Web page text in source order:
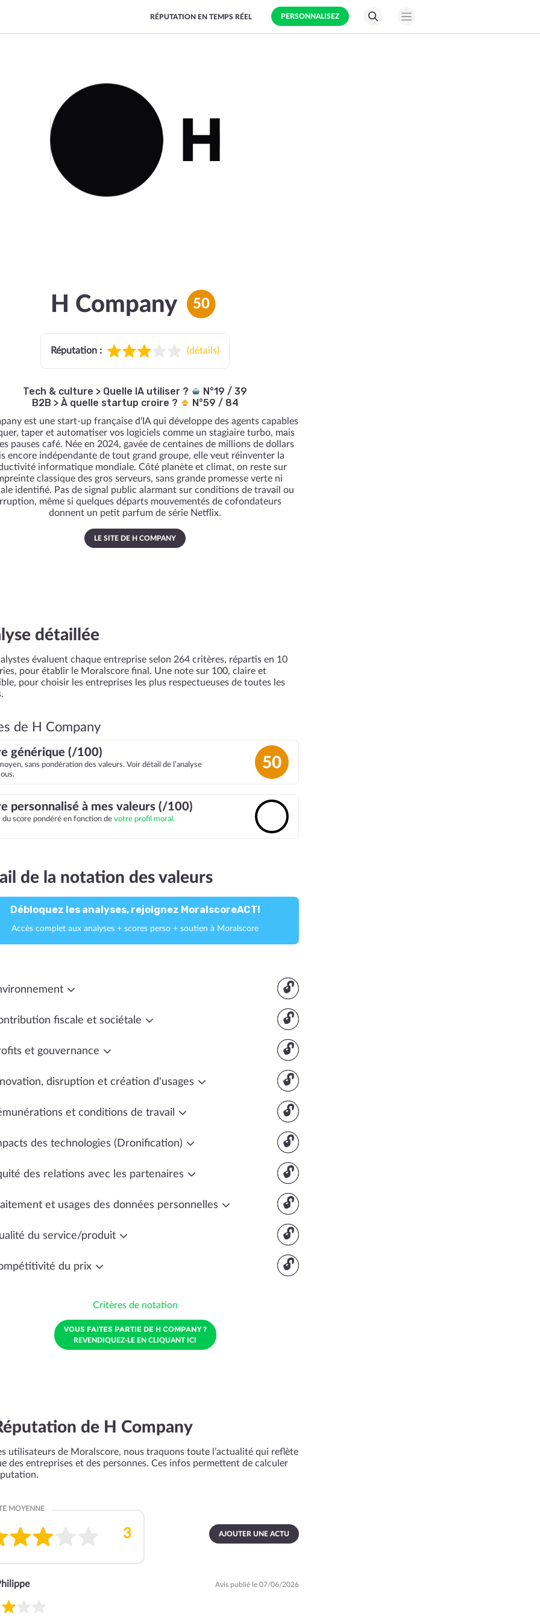
PERSONNALISEZ
RÉPUTATION EN TEMPS RÉEL
H Company 50
Réputation : (détails)
Tech & culture > Quelle IA utiliser ?
N°19 / 39
B2B > À quelle startup croire ? N°59 / 84
est une start-up française d’IA qui développe des agents capables
taper et automatiser vos logiciels comme un stagiaire turbo, mais
pauses café. Née en 2024, gavée de centaines de millions de dollars
encore indépendante de tout grand groupe, elle veut réinventer la
informatique mondiale. Côté planète et climat, on reste sur
classique des gros serveurs, sans grande promesse verte ni
identifié. Pas de signal public alarmant sur conditions de travail ou
même si quelques départs mouvementés de cofondateurs
donnent un petit parfum de série Netflix.
LE SITE DE H COMPANY
détaillée
évaluent chaque entreprise selon 264 critères, répartis en 10
pour établir le Moralscore final. Une note sur 100, claire et
pour choisir les entreprises les plus respectueuses de toutes les
de H Company
générique (/100)
sans pondération des valeurs. Voir détail de l’analyse
50
personnalisé à mes valeurs (/100)
du score pondéré en fonction de votre profil moral.
de la notation des valeurs
Débloquez les analyses, rejoignez MoralscoreACT!
Accès complet aux analyses + scores perso + soutien à Moralscore
🔓
🔓
fiscale et sociétale
🔓
et gouvernance
🔓
disruption et création d'usages
🔓
et conditions de travail
🔓
des technologies (Dronification)
🔓
des relations avec les partenaires
🔓
et usages des données personnelles
🔓
du service/produit
🔓
du prix
Critères de notation
VOUS FAITES PARTIE DE H COMPANY ?
REVENDIQUEZ-LE EN CLIQUANT ICI
de H Company
utilisateurs de Moralscore, nous traquons toute l’actualité qui reflète
des entreprises et des personnes. Ces infos permettent de calculer
AJOUTER UNE ACTU
Avis publié le 07/06/2026